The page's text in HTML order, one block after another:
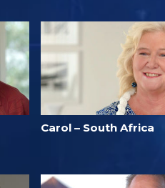
Carol – South Africa